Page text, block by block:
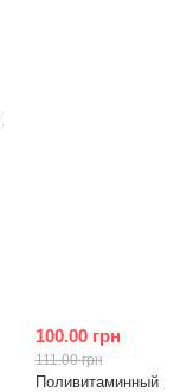
Поливитаминный
100.00 грн
111.00 грн